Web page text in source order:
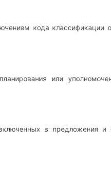
кода классификации
или
в предложения